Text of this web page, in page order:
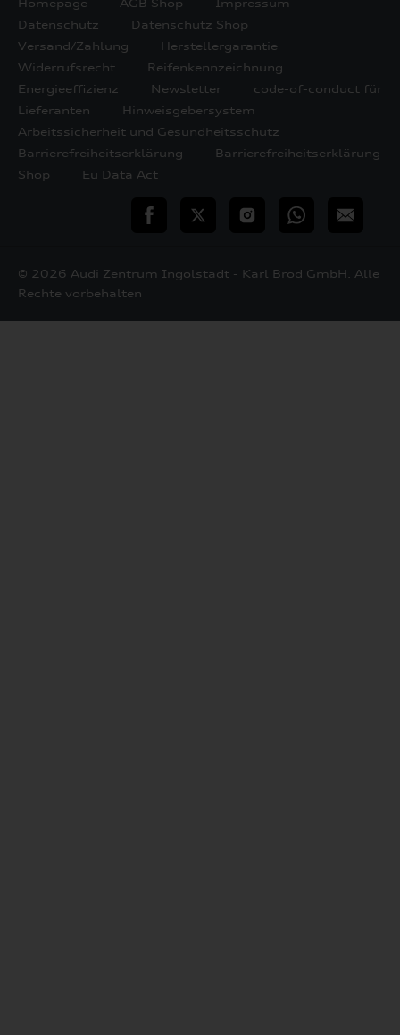
Homepage AGB Shop
Impressum
Datenschutz
Datenschutz Shop
Versand/Zahlung
Herstellergarantie
Widerrufsrecht
Reifenkennzeichnung
Energieeffizienz
Newsletter
code-of-conduct für
Lieferanten
Hinweisgebersystem
Arbeitssicherheit und Gesundheitsschutz
Barrierefreiheitserklärung
Barrierefreiheitserklärung
Shop
Eu Data Act
teilen Twitter InstagramWhatsApp
E-
© 2026 Audi Zentrum Ingolstadt - Karl Brod GmbH. Alle
Rechte vorbehalten